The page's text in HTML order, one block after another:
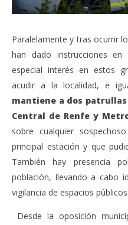
Paralelamente y tras ocurrir
han dado instrucciones
especial interés en estos
acudir a la localidad, e
mantiene a dos
Central de Renfe y
sobre cualquier
principal estación y que
También hay presencia
población, llevando a cabo
vigilancia de espacios
Desde la oposición